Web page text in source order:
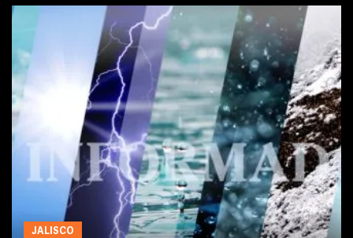
JALISCO